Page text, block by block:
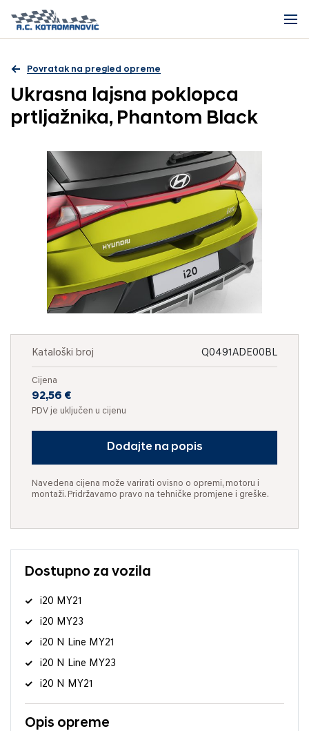
Povratak na pregled opreme
Ukrasna lajsna poklopca
prtljažnika, Phantom Black
Kataloški broj Q0491ADE00BL
Cijena
92,56 €
PDV je uključen u cijenu
Dodajte na popis
Navedena cijena može varirati ovisno o opremi, motoru i
montaži. Pridržavamo pravo na tehničke promjene i greške.
Dostupno za vozila
i20 MY21
i20 MY23
i20 N Line MY21
i20 N Line MY23
i20 N MY21
Opis opreme